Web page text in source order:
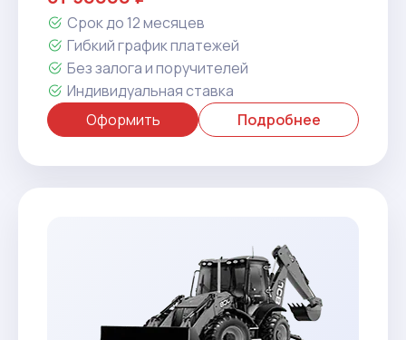
Срок до 12 месяцев
Гибкий график платежей
Без залога и поручителей
Индивидуальная ставка
Оформить
Подробнее